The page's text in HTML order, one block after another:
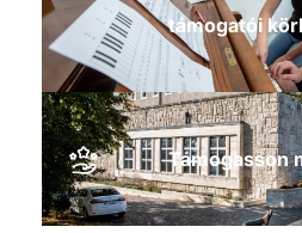
támogatói
Támogasson